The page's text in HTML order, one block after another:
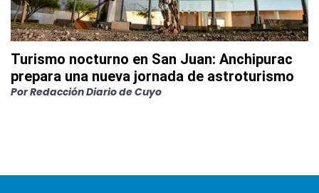
Turismo nocturno en San Juan: Anchipurac
prepara una nueva jornada de astroturismo
PorRedacción Diario de Cuyo